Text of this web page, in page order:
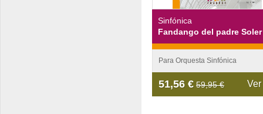
Sinfónica
Fandango del padre Soler
Para Orquesta Sinfónica
51,56 € 59,95 € Ver